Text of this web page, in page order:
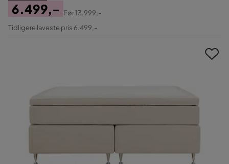
Pris
6.499,-
Original
Før13.999,-
Tidligere laveste pris 6.499,-